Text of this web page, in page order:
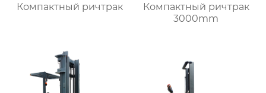
Компактный ричтрак
Компактный ричтрак
3000mm